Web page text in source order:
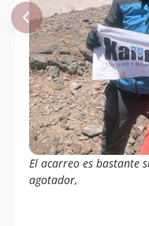
El acarreo es bastante
agotador,